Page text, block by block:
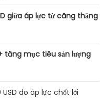
giữa áp lực từ căng thẳng
tăng mục tiêu sản lượng
do áp lực chốt lời